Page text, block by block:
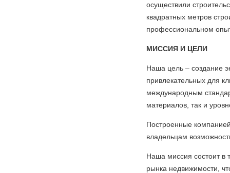
осуществили
квадратных метров
профессиональном
МИССИЯ И ЦЕЛИ
Наша цель – создание
привлекательных для
международным
материалов, так и
Построенные
владельцам
Наша миссия состоит в
рынка недвижимости,